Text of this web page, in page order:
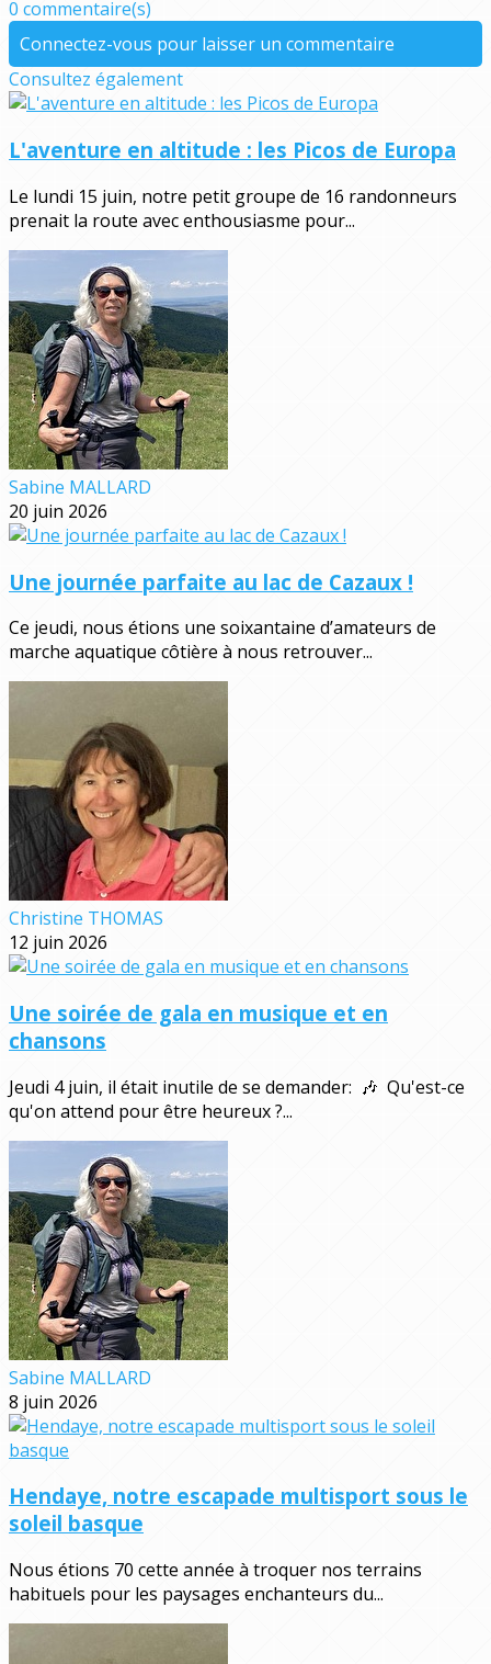
0 commentaire(s)
Connectez-vous pour laisser un commentaire
Consultez également
L'aventure en altitude : les Picos de Europa
Le lundi 15 juin, notre petit groupe de 16 randonneurs
prenait la route avec enthousiasme pour...
Sabine MALLARD
20 juin 2026
Une journée parfaite au lac de Cazaux !
Ce jeudi, nous étions une soixantaine d’amateurs de
marche aquatique côtière à nous retrouver...
Christine THOMAS
12 juin 2026
Une soirée de gala en musique et en
chansons
Jeudi 4 juin, il était inutile de se demander: 🎶 Qu'est-ce
qu'on attend pour être heureux ?...
Sabine MALLARD
8 juin 2026
Hendaye, notre escapade multisport sous le
soleil basque
Nous étions 70 cette année à troquer nos terrains
habituels pour les paysages enchanteurs du...